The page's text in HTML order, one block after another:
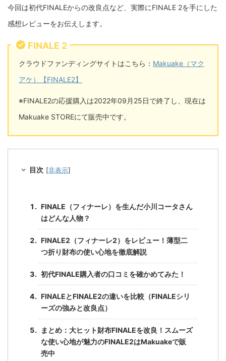
今回は初代FINALEからの改良点など、実際にFINALE 2を手にした
感想レビューをお伝えします。
FINALE 2
クラウドファンディングサイトはこちら： Makuake（マク
アケ）【FINALE2】
※FINALE2の応援購入は2022年09月25日で終了し、現在は
Makuake STOREにて販売中です。
目次 [非表示]
FINALE（フィナーレ）を生んだ小川コータさん
はどんな人物？
FINALE2（フィナーレ2）をレビュー！薄型二
つ折り財布の使い心地を徹底解説
初代FINALE購入者の口コミを確かめてみた！
FINALEとFINALE2の違いを比較（FINALEシリ
ーズの強みと改良点）
まとめ：大ヒット財布FINALEを改良！スムーズ
な使い心地が魅力のFINALE2はMakuakeで販
売中